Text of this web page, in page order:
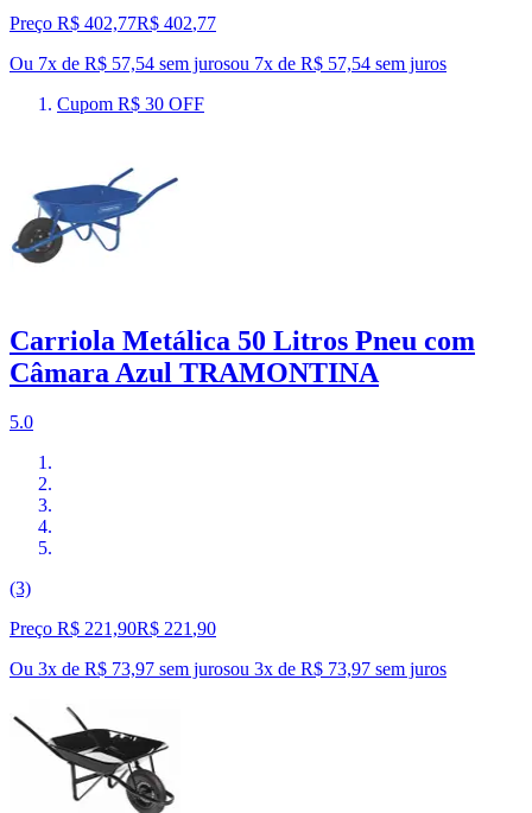
Preço R$ 402,77R$ 402,77
Ou 7x de R$ 57,54 sem jurosou 7x de R$ 57,54 sem juros
Cupom R$ 30 OFF
Carriola Metálica 50 Litros Pneu com
Câmara Azul TRAMONTINA
5.0
(3)
Preço R$ 221,90R$ 221,90
Ou 3x de R$ 73,97 sem jurosou 3x de R$ 73,97 sem juros